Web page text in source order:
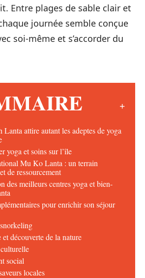
Entre plages de sable clair et
journée semble conçue
soi-même et s’accorder du
attire autant les adeptes de yoga
yoga et soins sur l’île
Mu Ko Lanta : un terrain
de ressourcement
des meilleurs centres yoga et bien-
pour enrichir son séjour
et découverte de la nature
social
locales